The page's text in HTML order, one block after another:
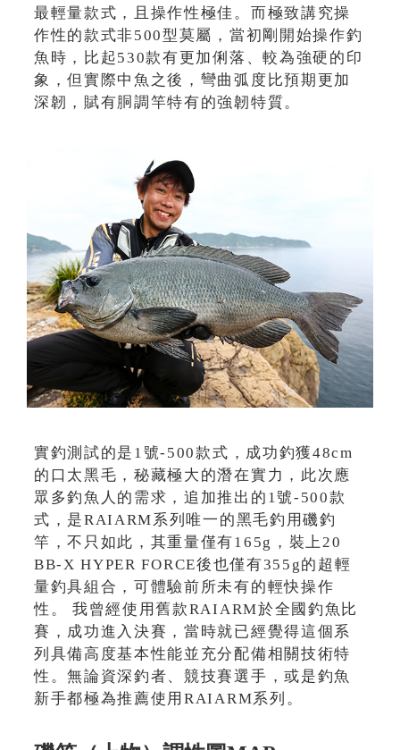
最輕量款式，且操作性極佳。而極致講究操
作性的款式非500型莫屬，當初剛開始操作釣
魚時，比起530款有更加俐落、較為強硬的印
象，但實際中魚之後，彎曲弧度比預期更加
深韌，賦有胴調竿特有的強韌特質。
實釣測試的是1號-500款式，成功釣獲48cm
的口太黑毛，秘藏極大的潛在實力，此次應
眾多釣魚人的需求，追加推出的1號-500款
式，是RAIARM系列唯一的黑毛釣用磯釣
竿，不只如此，其重量僅有165g，裝上20
BB-X HYPER FORCE後也僅有355g的超輕
量釣具組合，可體驗前所未有的輕快操作
性。 我曾經使用舊款RAIARM於全國釣魚比
賽，成功進入決賽，當時就已經覺得這個系
列具備高度基本性能並充分配備相關技術特
性。無論資深釣者、競技賽選手，或是釣魚
新手都極為推薦使用RAIARM系列。